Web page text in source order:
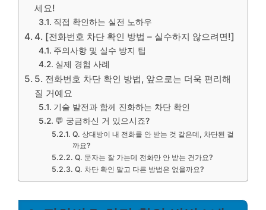
세요!
직접 확인하는 실전 노하우
4. [전화번호 차단 확인 방법 – 실수하지 않으려면!]
주의사항 및 실수 방지 팁
실제 경험 사례
5. 전화번호 차단 확인 방법, 앞으로는 더욱 편리해
질 거예요
기술 발전과 함께 진화하는 차단 확인
💬 궁금하신 거 있으시죠?
Q. 상대방이 내 전화를 안 받는 것 같은데, 차단된 걸
까요?
Q. 문자는 잘 가는데 전화만 안 받는 건가요?
Q. 차단 확인 말고 다른 방법은 없을까요?